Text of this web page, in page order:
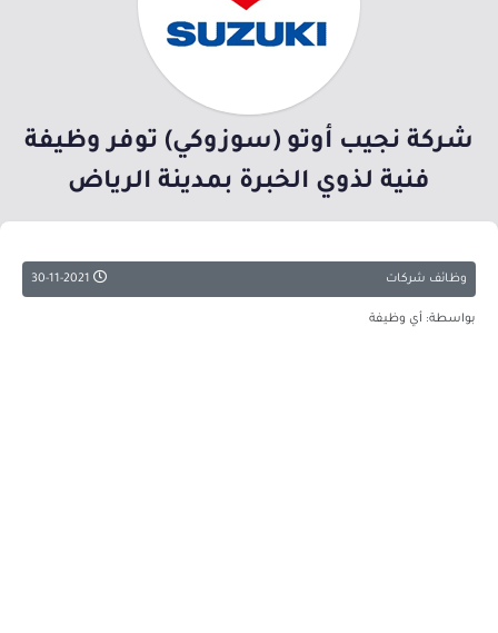
شركة نجيب أوتو (سوزوكي) توفر وظيفة
فنية لذوي الخبرة بمدينة الرياض
وظائف شركات
بواسطة: أي وظيفة